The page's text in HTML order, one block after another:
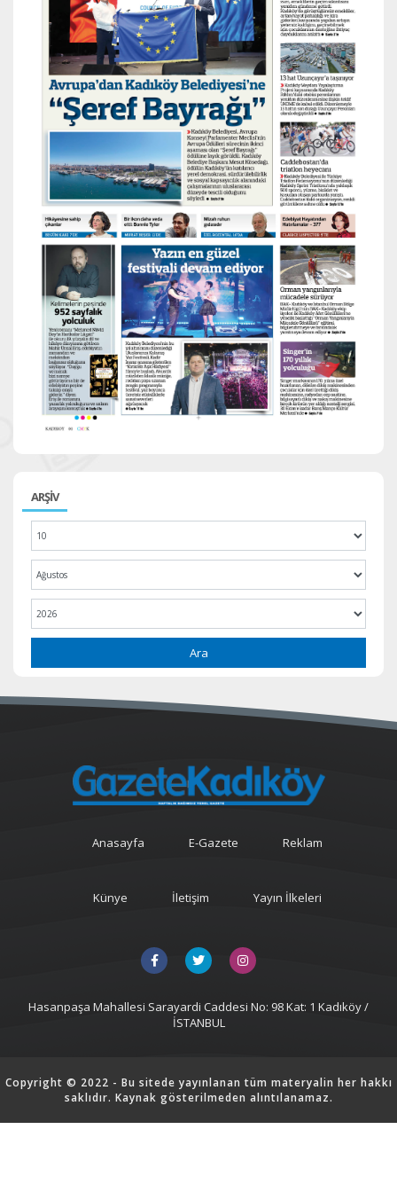
ARŞİV
Ara
Anasayfa E-Gazete Reklam
Künye İletişim Yayın İlkeleri
Hasanpaşa Mahallesi Sarayardi Caddesi No: 98 Kat: 1 Kadıköy /
İSTANBUL
Copyright © 2022 - Bu sitede yayınlanan tüm materyalin her hakkı
saklıdır. Kaynak gösterilmeden alıntılanamaz.